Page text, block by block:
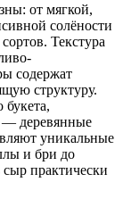
от мягкой,
солёности
Текстура
содержат
структуру.
— деревянные
уникальные
и бри до
практически